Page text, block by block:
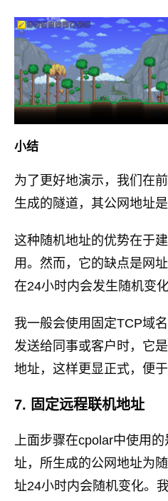
小结
为了更好地演示，我们在
生成的隧道，其公网地址是
这种随机地址的优势在于
用。然而，它的缺点是网
在24小时内会发生随机变
我一般会使用固定TCP域
发送给同事或客户时，它
地址，这样更显正式，便于
7. 固定远程联机地址
上面步骤在cpolar中使用
址，所生成的公网地址为
址24小时内会随机变化。